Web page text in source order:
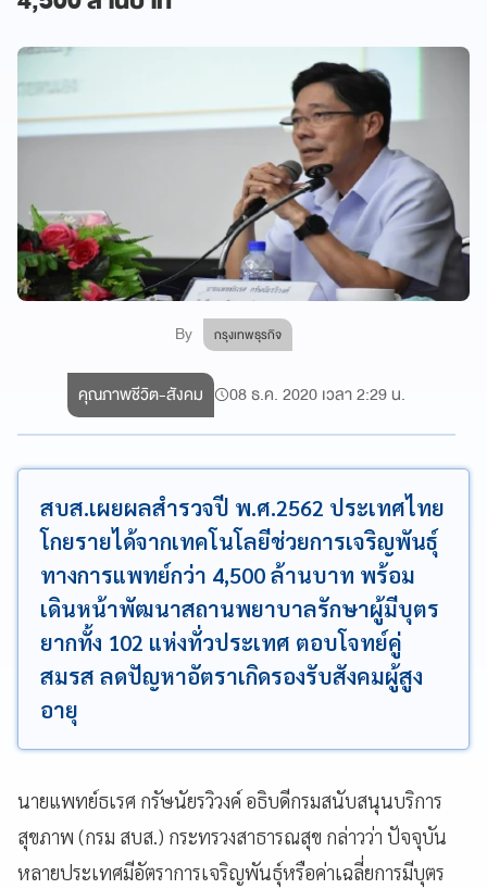
By กรุงเทพธุรกิจ
คุณภาพชีวิต-สังคม 08 ธ.ค. 2020 เวลา 2:29 น.
สบส.เผยผลสำรวจปี พ.ศ.2562 ประเทศไทย
โกยรายได้จากเทคโนโลยีช่วยการเจริญพันธุ์
ทางการแพทย์กว่า 4,500 ล้านบาท พร้อม
เดินหน้าพัฒนาสถานพยาบาลรักษาผู้มีบุตร
ยากทั้ง 102 แห่งทั่วประเทศ ตอบโจทย์คู่
สมรส ลดปัญหาอัตราเกิดรองรับสังคมผู้สูง
อายุ
นายแพทย์ธเรศ กรัษนัยรวิวงค์ อธิบดีกรมสนับสนุนบริการ
สุขภาพ (กรม สบส.) กระทรวงสาธารณสุข กล่าวว่า ปัจจุบัน
หลายประเทศมีอัตราการเจริญพันธุ์หรือค่าเฉลี่ยการมีบุตร